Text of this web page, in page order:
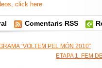
click here
Comentaris RSS
“VOLTEM PEL MÓN 2010”
ETAPA 1. FEM